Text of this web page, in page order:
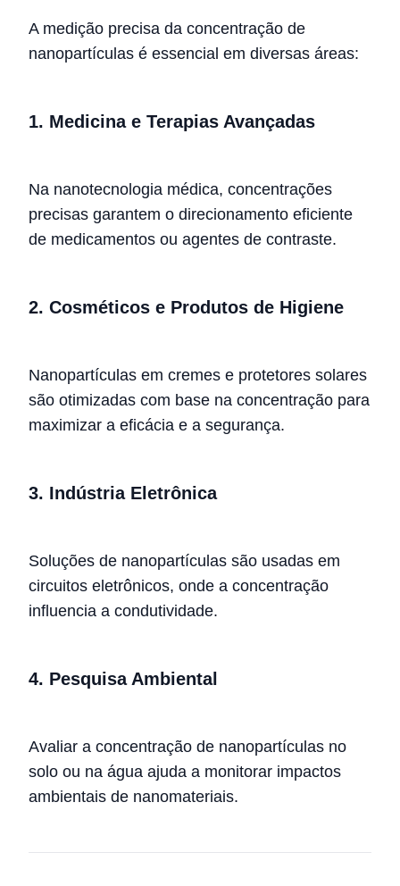
A medição precisa da concentração de
nanopartículas é essencial em diversas áreas:
1. Medicina e Terapias Avançadas
Na nanotecnologia médica, concentrações
precisas garantem o direcionamento eficiente
de medicamentos ou agentes de contraste.
2. Cosméticos e Produtos de Higiene
Nanopartículas em cremes e protetores solares
são otimizadas com base na concentração para
maximizar a eficácia e a segurança.
3. Indústria Eletrônica
Soluções de nanopartículas são usadas em
circuitos eletrônicos, onde a concentração
influencia a condutividade.
4. Pesquisa Ambiental
Avaliar a concentração de nanopartículas no
solo ou na água ajuda a monitorar impactos
ambientais de nanomateriais.